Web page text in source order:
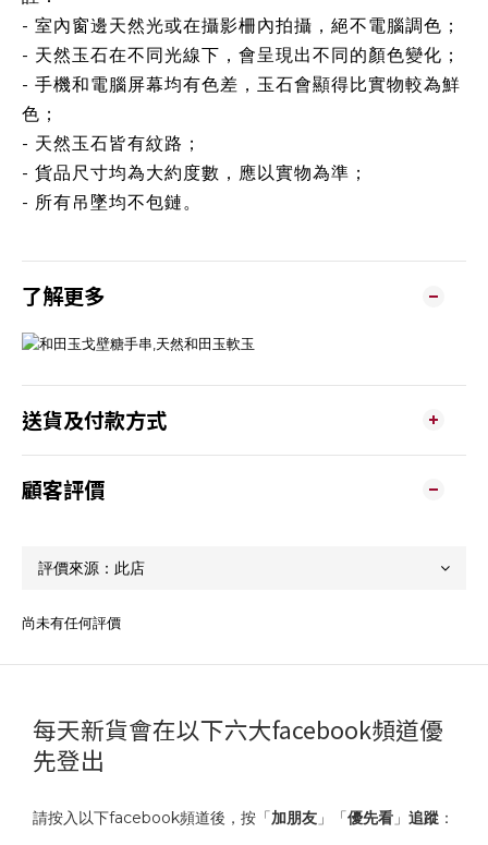
- 室內窗邊天然光或在攝影柵內拍攝，絕不電腦調色；
- 天然玉石在不同光線下，會呈現出不同的顏色變化；
- 手機和電腦屏幕均有色差，玉石會顯得比實物較為鮮
色；
- 天然玉石皆有紋路；
- 貨品尺寸均為大約度數，應以實物為準；
- 所有吊墜均不包鏈。
了解更多
送貨及付款方式
顧客評價
尚未有任何評價
每天新貨會在以下六大facebook頻道優
先登出
請按入以下facebook頻道後，按「加朋友 」「優先看 」 追蹤 ：